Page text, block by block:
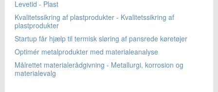
Levetid - Plast
Kvalitetssikring af plastprodukter - Kvalitetssikring af
plastprodukter
Startup får hjælp til termisk sløring af pansrede køretøjer
Optimér metalprodukter med materialeanalyse
Målrettet materialerådgivning - Metallurgi, korrosion og
materialevalg